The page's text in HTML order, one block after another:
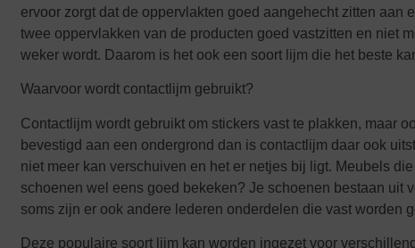
ervoor zorgt dat de oppervlakten goed aangehecht zitten
twee oppervlakken van de producten goed vastzitten en niet
weker wordt. Daarom is het ook een soort lijm die het beste
Waarvoor wordt contactlijm gebruikt?
Contactlijm wordt gebruikt om stickers vast te plakken, maar
bevestigd aan een ondergrond dan is contactlijm daar ook
niet meer kan verschuiven en het er netjes bij ligt. Meubels
schoenen wel eens goed bekeken? Je schoenen bestaan uit
soms zijn er ook andere lederen onderdelen die vast worden
Deze populaire soort lijm kan worden ingezet voor